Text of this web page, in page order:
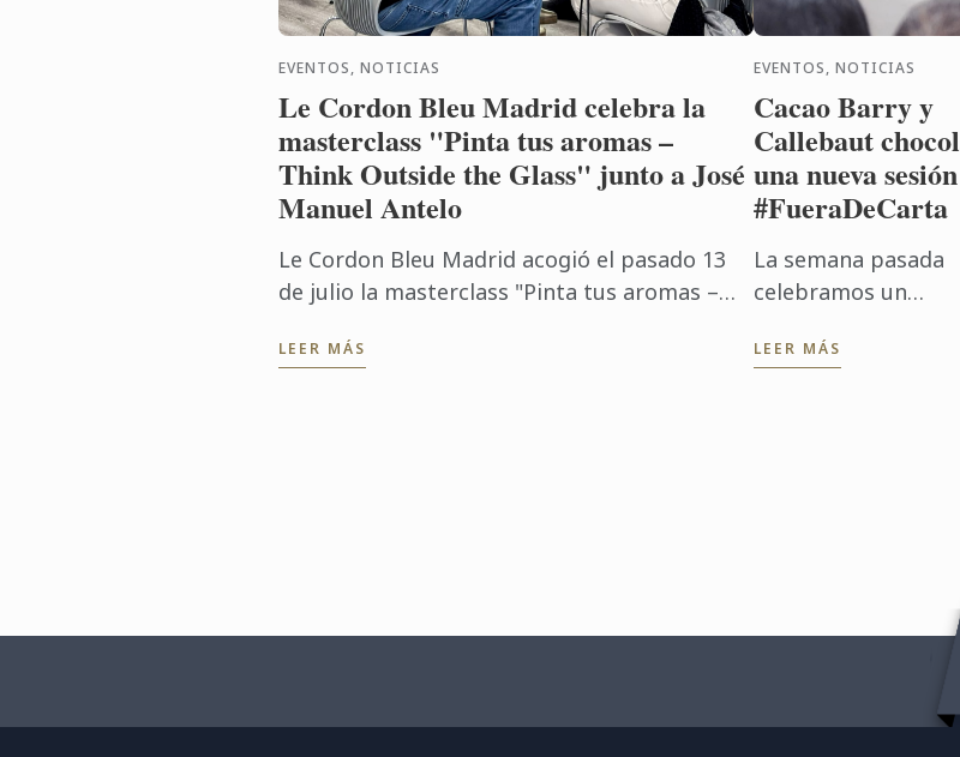
EVENTOS, NOTICIAS
Le Cordon Bleu Madrid celebra la
masterclass "Pinta tus aromas –
Think Outside the Glass" junto a José
Manuel Antelo
Le Cordon Bleu Madrid acogió el pasado 13
de julio la masterclass "Pinta tus aromas –
Manuel Antelo, experto en ...
LEER MÁS
EVENTOS, NOTICIAS
Cacao Barry y
Callebaut
una nueva
#FueraDeCarta
La semana pasada
celebramos un
versiones en
LEER MÁS